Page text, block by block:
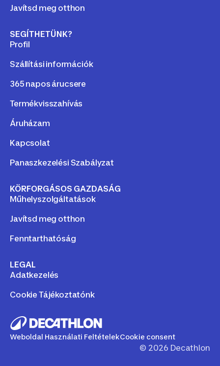
Javítsd meg otthon
SEGÍTHETÜNK?
Profil
Szállítási információk
365 napos árucsere
Termékvisszahívás
Áruházam
Kapcsolat
Panaszkezelési Szabályzat
KÖRFORGÁSOS GAZDASÁG
Műhelyszolgáltatások
Javítsd meg otthon
Fenntarthatóság
LEGAL
Adatkezelés
Cookie Tájékoztatónk
Weboldal Használati FeltételekCookie consent
© 2026 Decathlon